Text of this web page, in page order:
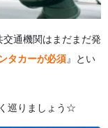
通機関はまだまだ発
タカーが必須』とい
巡りましょう☆